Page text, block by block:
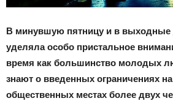
В минувшую пятницу и в выходные
уделяла особо пристальное
время как большинство молодых
знают о введенных ограничениях
общественных местах более двух